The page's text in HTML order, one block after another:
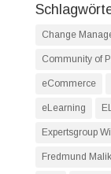
Change
Community of
eCommerce
eLearning
Expertsgroup
Fredmund Malik